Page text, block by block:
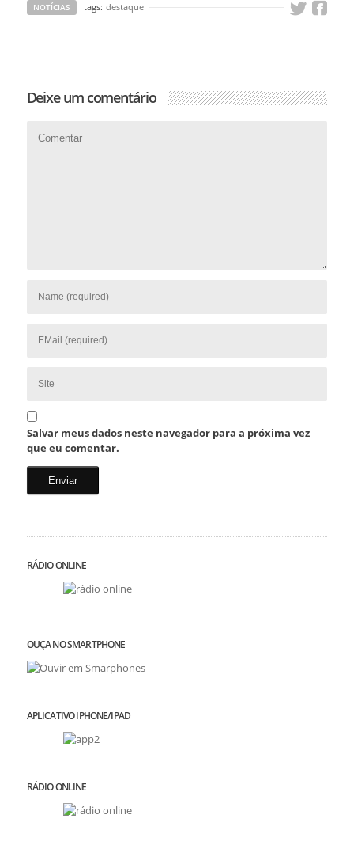
NOTÍCIAS tags: destaque
Deixe um comentário
Salvar meus dados neste navegador para a próxima vez
que eu comentar.
RÁDIO ONLINE
OUÇA NO SMARTPHONE
APLICATIVO IPHONE/IPAD
RÁDIO ONLINE